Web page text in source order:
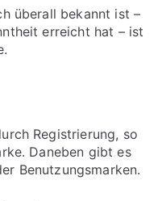
überall bekannt ist –
erreicht hat – ist
Registrierung, so
Daneben gibt es
Benutzungsmarken.